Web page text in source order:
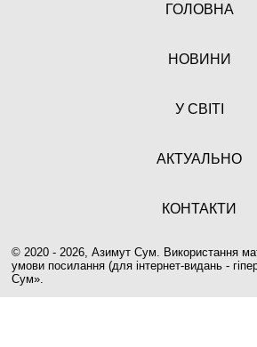
ГОЛОВНА
НОВИНИ
У СВІТІ
АКТУАЛЬНО
КОНТАКТИ
© 2020 - 2026, Азимут Сум. Використання
умови посилання (для інтернет-видань -
Сум».